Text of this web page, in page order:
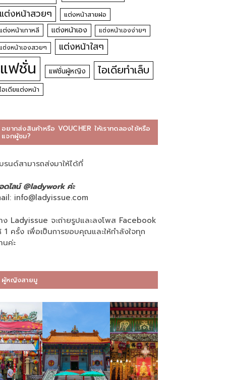
แต่งหน้าสวยๆ
แต่งหน้าสายฝอ
ต่งหน้าเกาหลี
แต่งหน้าเอง
แต่งหน้าเองง่ายๆ
ต่งหน้าเองสวยๆ
แต่งหน้าใสๆ
แฟชั่น แฟชั่นผู้หญิง ไอเดียทำเล็บ
อเดียแต่งหน้า
อยากส่งสินค้าหรือ VOUCHER ให้เราทดลองใช้หรือ
แจกผู้ชม?
รนด์สามารถส่งมาให้ได้ที่
ดไลน์ @ladywork ค่ะ
info@ladyissue.com
ง Ladyissue จะถ่ายรูปและลงโพส Facebook
1 ครั้ง เพื่อเป็นการขอบคุณและให้กำลังใจทุก
นค่ะ
ผู้หญิงสายมู